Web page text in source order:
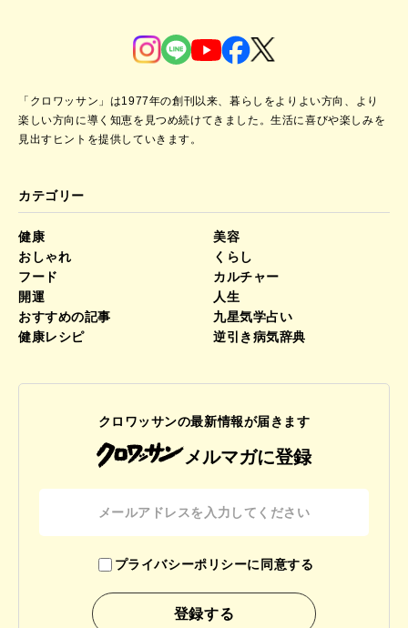
「クロワッサン」は1977年の創刊以来、暮らしをよりよい方向、より
楽しい方向に導く知恵を見つめ続けてきました。生活に喜びや楽しみを
見出すヒントを提供していきます。
カテゴリー
健康
美容
おしゃれ
くらし
フード
カルチャー
開運
人生
おすすめの記事
九星気学占い
健康レシピ
逆引き病気辞典
クロワッサンの最新情報が届きます
メルマガに登録
プライバシーポリシーに同意する